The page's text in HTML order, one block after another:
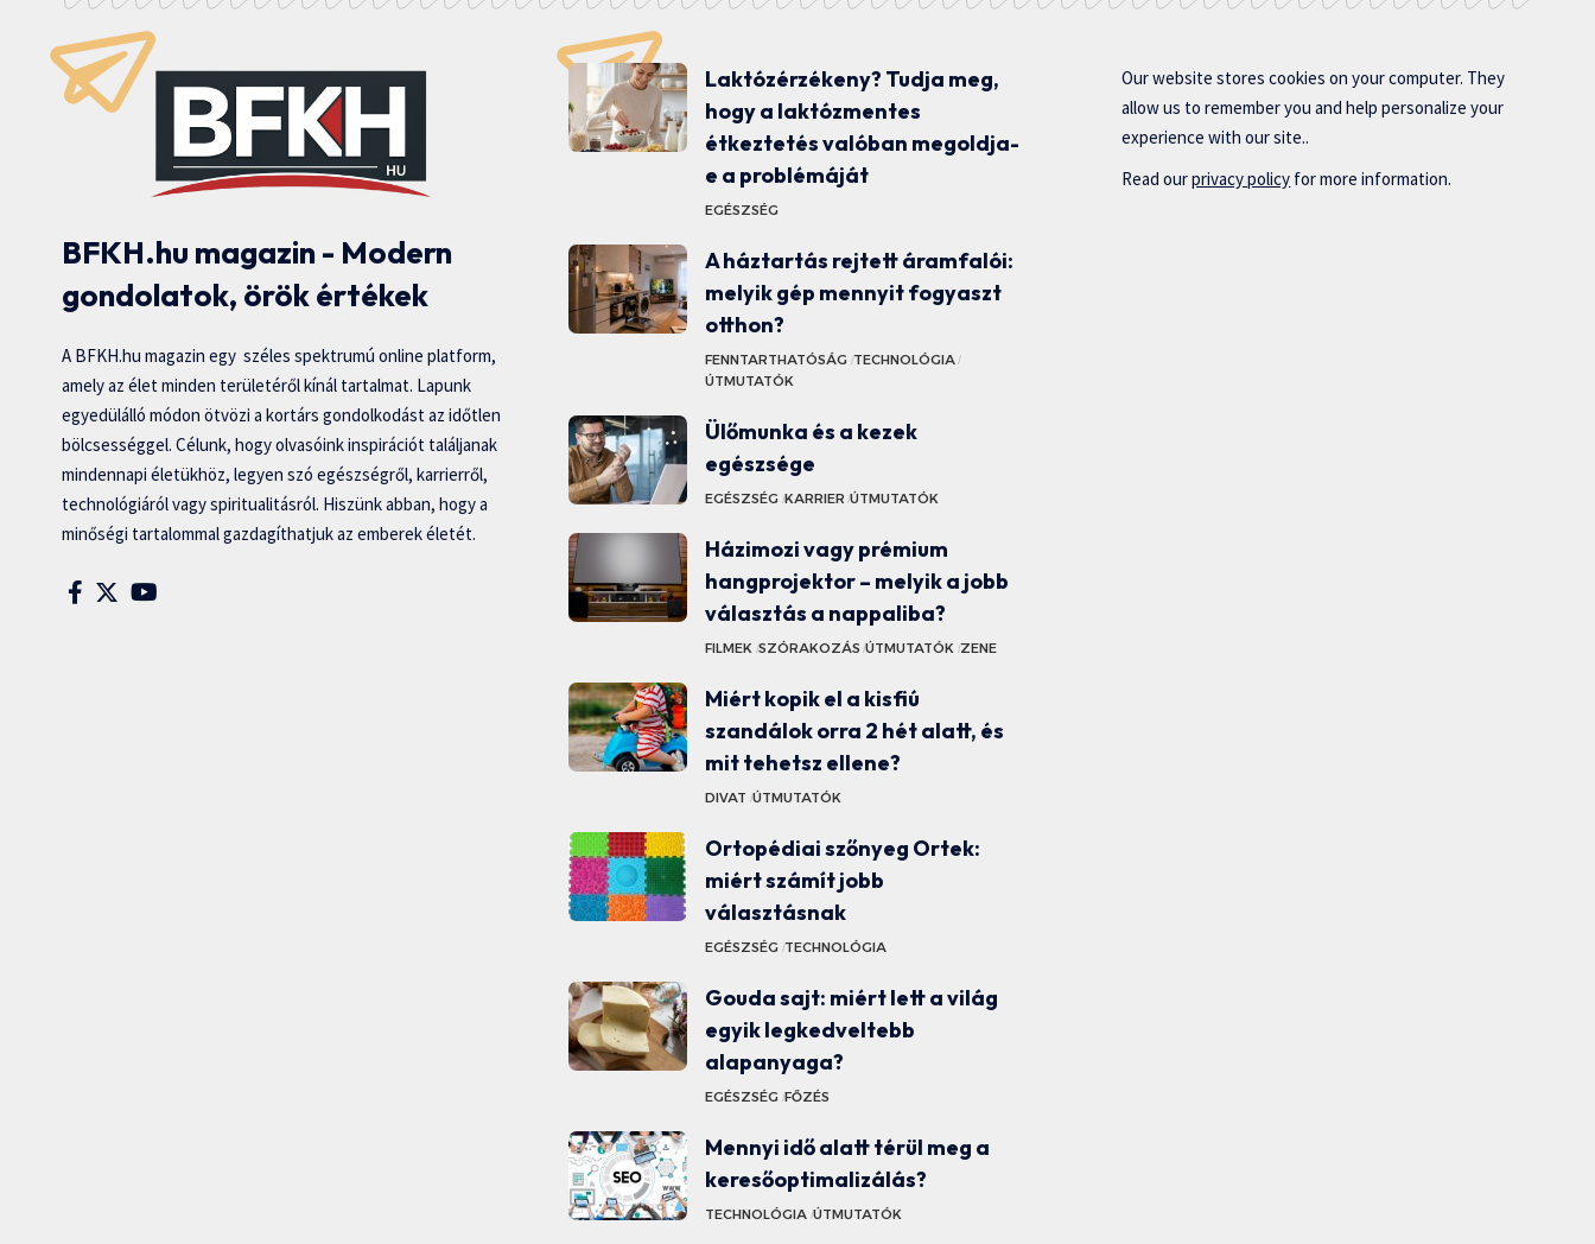
BFKH.hu magazin - Modern
gondolatok, örök értékek
A BFKH.hu magazin egy széles spektrumú online platform,
amely az élet minden területéről kínál tartalmat. Lapunk
egyedülálló módon ötvözi a kortárs gondolkodást az időtlen
bölcsességgel. Célunk, hogy olvasóink inspirációt találjanak
mindennapi életükhöz, legyen szó egészségről, karrierről,
technológiáról vagy spiritualitásról. Hiszünk abban, hogy a
minőségi tartalommal gazdagíthatjuk az emberek életét.
Laktózérzékeny? Tudja meg,
hogy a laktózmentes
étkeztetés valóban megoldja-
e a problémáját
EGÉSZSÉG
A háztartás rejtett áramfalói:
melyik gép mennyit fogyaszt
otthon?
FENNTARTHATÓSÁG TECHNOLÓGIA
ÚTMUTATÓK
Ülőmunka és a kezek
egészsége
EGÉSZSÉG KARRIER ÚTMUTATÓK
Házimozi vagy prémium
hangprojektor – melyik a jobb
választás a nappaliba?
FILMEK SZÓRAKOZÁS ÚTMUTATÓK ZENE
Miért kopik el a kisfiú
szandálok orra 2 hét alatt, és
mit tehetsz ellene?
DIVAT ÚTMUTATÓK
Ortopédiai szőnyeg Ortek:
miért számít jobb
választásnak
EGÉSZSÉG TECHNOLÓGIA
Gouda sajt: miért lett a világ
egyik legkedveltebb
alapanyaga?
EGÉSZSÉG FŐZÉS
Mennyi idő alatt térül meg a
keresőoptimalizálás?
TECHNOLÓGIA ÚTMUTATÓK
Our website stores cookies on your computer. They
allow us to remember you and help personalize your
experience with our site..
Read ourprivacy policy for more information.